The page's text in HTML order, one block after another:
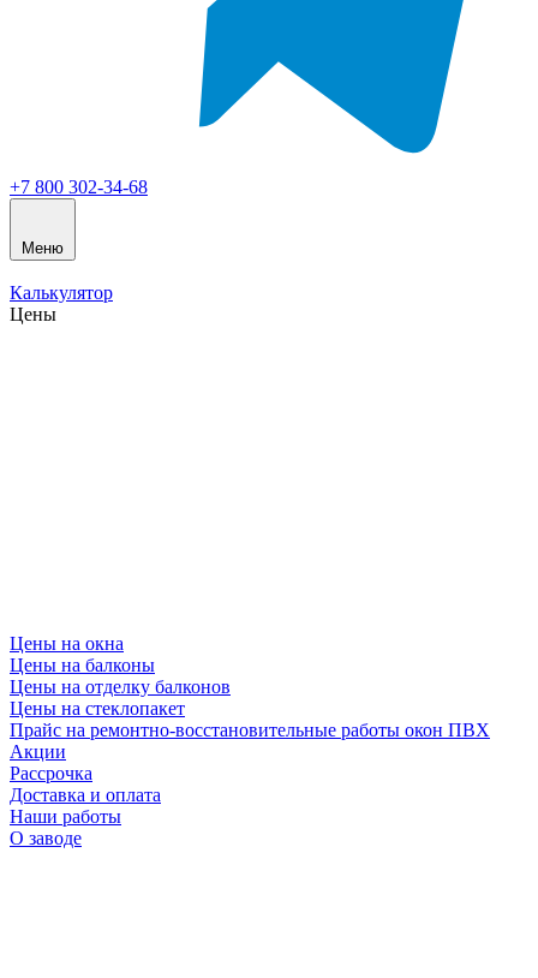
+7 800 302-34-68
Меню
Калькулятор
Цены
Цены на окна
Цены на балконы
Цены на отделку балконов
Цены на стеклопакет
Прайс на ремонтно-восстановительные работы окон ПВХ
Акции
Рассрочка
Доставка и оплата
Наши работы
О заводе